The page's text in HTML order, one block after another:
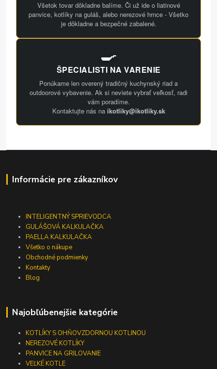
Všetok tovar dôkladne balíme. Či už ide o liatinové
panvice, kotlíky na guláš, alebo nerezové hrnce - Všetko
je dôkladne a bezpečné zabalené.
🍳
ŠPECIALISTI NA VARENIE
Ponúkame len overený tradičný kuchynský riad a
outdoorové vybavenie. Ak si neviete vybrať veľkosť, radi
vám poradíme.
Kontaktujte nás na ikotliky@ikotliky.sk
Informácie pre zákazníkov
INTELIGENTNÝ SPRIEVODCA
GULÁŠOVÁ KALKULAČKA
PAELLA KALKULAČKA
Všetko o nákupe
Obchodné podmienky
Kontakty
Blog
Najobľúbenejšie kategórie
KOTLÍKY S OHŇOVZDORNOU KOTLINOU
NEREZOVÉ KOTLÍKY
PANVICE NA GRILOVANIE
VEĽKÉ KOTLE